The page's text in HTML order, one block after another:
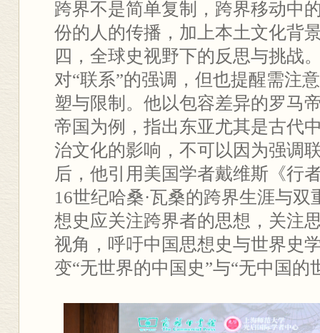
跨界不是简单复制，跨界移动中
份的人的传播，加上本土文化背
四，全球史视野下的反思与挑战
对“联系”的强调，但也提醒需注
塑与限制。他以包容差异的罗马
帝国为例，指出东亚尤其是古代
治文化的影响，不可以因为强调
后，他引用美国学者戴维斯《行
16世纪哈桑·瓦桑的跨界生涯与
想史应关注跨界者的思想，关注
视角，呼吁中国思想史与世界史
变“无世界的中国史”与“无中国的